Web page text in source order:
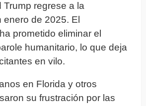
Trump regrese a la
de 2025. El
prometido eliminar el
humanitario, lo que deja
en vilo.
en Florida y otros
su frustración por las